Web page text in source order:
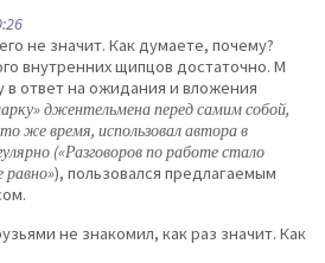
не значит. Как думаете, почему?
внутренних щипцов достаточно. М
в ответ на ожидания и вложения
джентельмена перед самим собой,
же время, использовал автора в
(«Разговоров по работе стало
равно»), пользовался предлагаемым
не знакомил, как раз значит. Как